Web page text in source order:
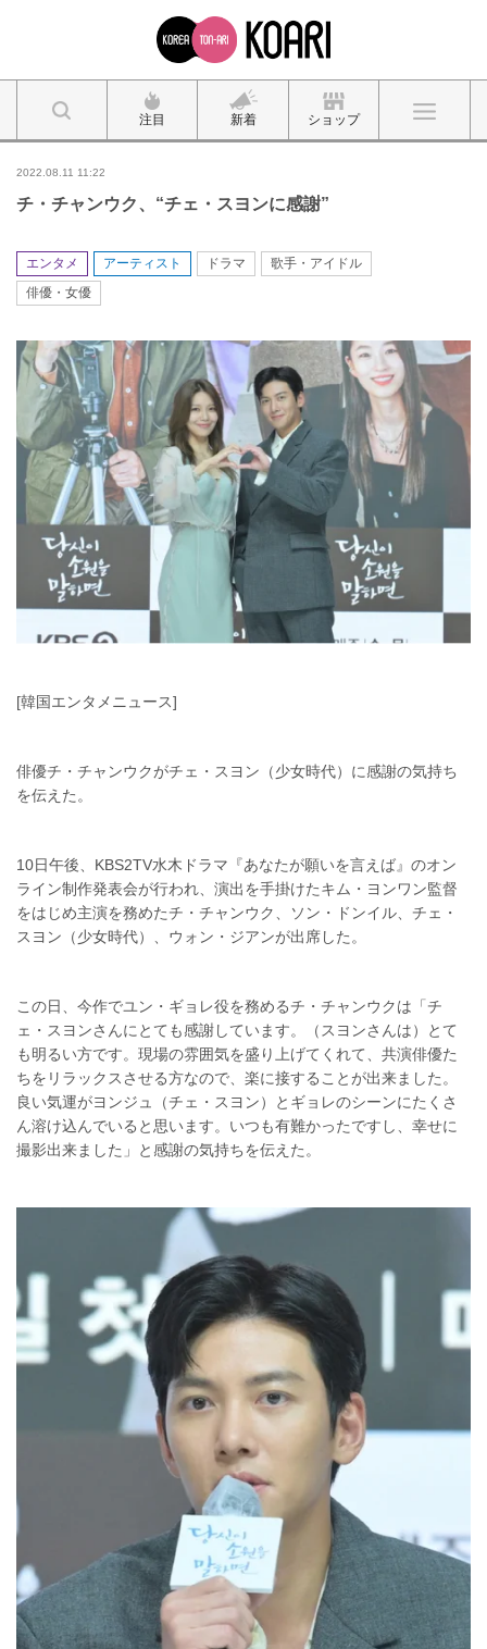
注目 新着 ショップ
2022.08.11 11:22
チ・チャンウク、“チェ・スヨンに感謝”
エンタメ アーティスト ドラマ
歌手・アイドル
俳優・女優
[韓国エンタメニュース]
俳優チ・チャンウクがチェ・スヨン（少女時代）に感謝の気持ち
を伝えた。
10日午後、KBS2TV水木ドラマ『あなたが願いを言えば』のオン
ライン制作発表会が行われ、演出を手掛けたキム・ヨンワン監督
をはじめ主演を務めたチ・チャンウク、ソン・ドンイル、チェ・
スヨン（少女時代）、ウォン・ジアンが出席した。
この日、今作でユン・ギョレ役を務めるチ・チャンウクは「チ
ェ・スヨンさんにとても感謝しています。（スヨンさんは）とて
も明るい方です。現場の雰囲気を盛り上げてくれて、共演俳優た
ちをリラックスさせる方なので、楽に接することが出来ました。
良い気運がヨンジュ（チェ・スヨン）とギョレのシーンにたくさ
ん溶け込んでいると思います。いつも有難かったですし、幸せに
撮影出来ました」と感謝の気持ちを伝えた。